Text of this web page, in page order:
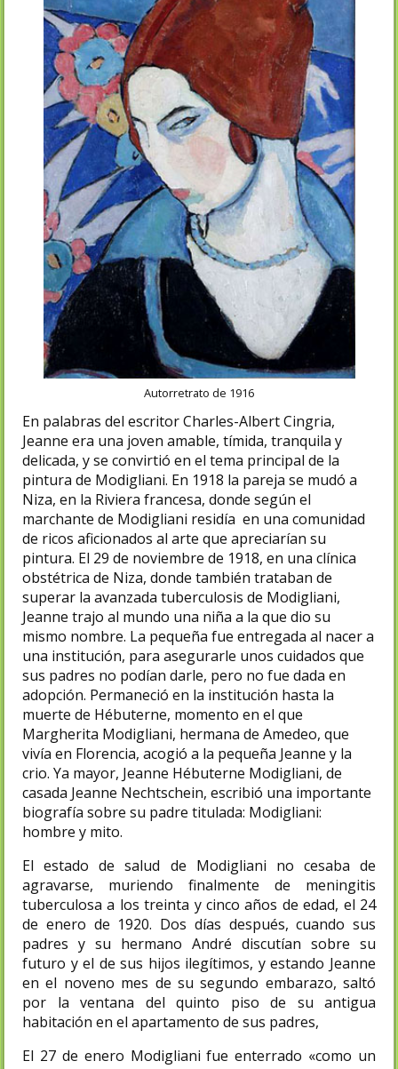
Autorretrato de 1916
En palabras del escritor Charles-Albert Cingria,
Jeanne era una joven amable, tímida, tranquila y
delicada, y se convirtió en el tema principal de la
pintura de Modigliani. En 1918 la pareja se mudó a
Niza, en la Riviera francesa, donde según el
marchante de Modigliani residía en una comunidad
de ricos aficionados al arte que apreciarían su
pintura. El 29 de noviembre de 1918, en una clínica
obstétrica de Niza, donde también trataban de
superar la avanzada tuberculosis de Modigliani,​
Jeanne trajo al mundo una niña a la que dio su
mismo nombre. La pequeña fue entregada al nacer a
una institución, para asegurarle unos cuidados que
sus padres no podían darle, pero no fue dada en
adopción. Permaneció en la institución hasta la
muerte de Hébuterne, momento en el que
Margherita Modigliani, hermana de Amedeo, que
vivía en Florencia, acogió a la pequeña Jeanne y la
crio. Ya mayor, Jeanne Hébuterne Modigliani, de
casada Jeanne Nechtschein, escribió una importante
biografía sobre su padre titulada: Modigliani:
hombre y mito.
El estado de salud de Modigliani no cesaba de
agravarse, muriendo finalmente de meningitis
tuberculosa a los treinta y cinco años de edad, el 24
de enero de 1920. Dos días después, cuando sus
padres y su hermano André discutían sobre su
futuro y el de sus hijos ilegítimos, y estando Jeanne
en el noveno mes de su segundo embarazo, saltó
por la ventana del quinto piso de su antigua
habitación en el apartamento de sus padres,
El 27 de enero Modigliani fue enterrado «como un